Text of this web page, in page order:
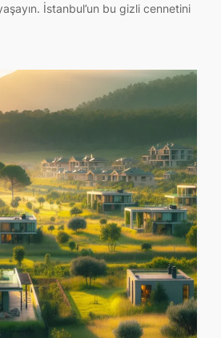
İstanbul’un bu gizli cennetini